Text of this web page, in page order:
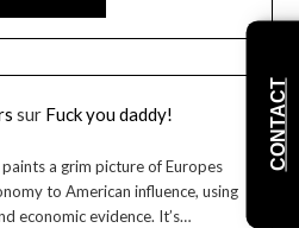
sur Fuck you daddy!
a grim picture of Europes
to American influence, using
economic evidence. It’s…
CONTACT